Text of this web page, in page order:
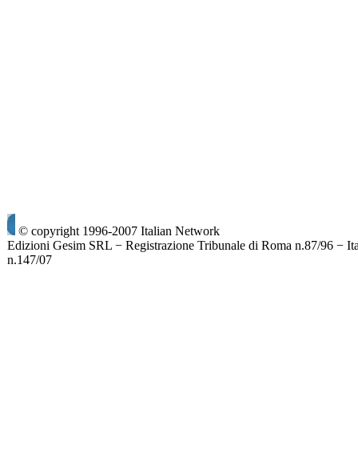
© copyright 1996-2007 Italian Network
Edizioni Gesim SRL − Registrazione Tribunale di Roma n.87/96 −
n.147/07